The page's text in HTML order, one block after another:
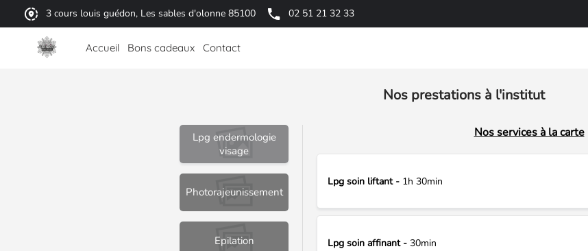
3 cours louis guédon, Les sables d'olonne 85100 02 51 21 32 33
Accueil Bons cadeaux Contact
Nos prestations à l'institut
Lpg endermologie
visage
Photorajeunissement
Epilation
Nos services à la carte
Lpg soin liftant - 1h 30min
Lpg soin affinant - 30min